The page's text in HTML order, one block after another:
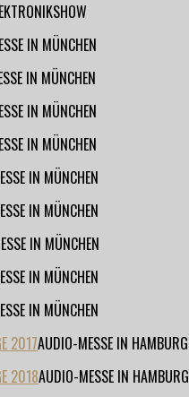
IN MÜNCHEN
IN MÜNCHEN
IN MÜNCHEN
IN MÜNCHEN
IN MÜNCHEN
IN MÜNCHEN
IN MÜNCHEN
IN MÜNCHEN
IN MÜNCHEN
2017AUDIO-MESSE IN HAMBURG
2018AUDIO-MESSE IN HAMBURG